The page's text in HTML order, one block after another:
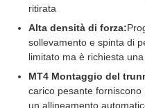
ritirata
Alta densità di forza:
sollevamento e spinta di
limitato ma è richiesta
MT4 Montaggio del
carico pesante
un allineamento